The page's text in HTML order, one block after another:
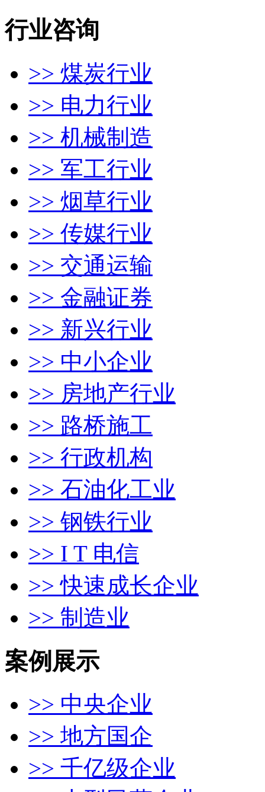
行业咨询
>> 煤炭行业
>> 电力行业
>> 机械制造
>> 军工行业
>> 烟草行业
>> 传媒行业
>> 交通运输
>> 金融证券
>> 新兴行业
>> 中小企业
>> 房地产行业
>> 路桥施工
>> 行政机构
>> 石油化工业
>> 钢铁行业
>> I T 电信
>> 快速成长企业
>> 制造业
案例展示
>> 中央企业
>> 地方国企
>> 千亿级企业